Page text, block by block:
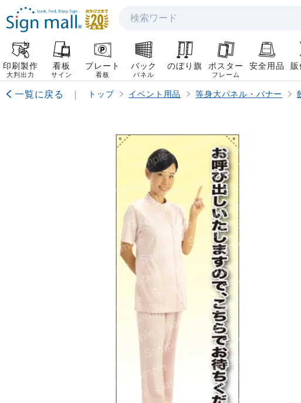
検索
印刷製作
大判出力
看板
サイン
プレート
看板
バック
パネル
のぼり旗 ポスター
フレーム
安全用品 販
一覧に戻る | トップ イベント用品 等身大パネル・バナー